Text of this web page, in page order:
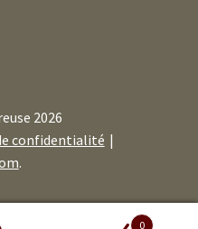
2026
confidentialité
.
0